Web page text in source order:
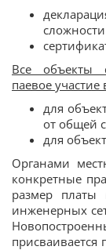
сложности
Все объекты
паевое
для
от общей
для
Органами
конкретные
размер
инженерных
присваивается